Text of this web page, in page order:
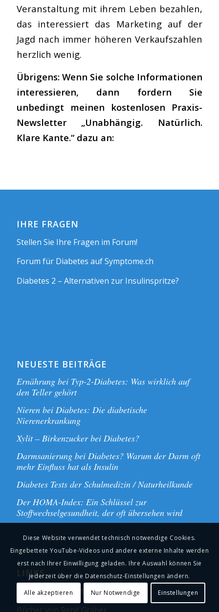
Veranstaltung mit ihrem Leben bezahlen,
das interessiert das Marketing auf der
Jagd nach immer höheren Verkaufszahlen
herzlich wenig.
Übrigens: Wenn Sie solche Informationen
interessieren, dann fordern Sie
unbedingt meinen kostenlosen Praxis-
Newsletter „Unabhängig. Natürlich.
Klare Kante.“ dazu an:
IHRE FRAGEN
Stellen Sie Ihre Fragen im Forum!
Forum für Diabetes auf Symptome.ch
Diabetes 2 – Alternativen zur Insulinspritze?
NEUESTE BEITRÄGE
Ernährung bei Typ-2-Diabetes: Was wirklich auf
den Teller gehört
Nieren bei Diabetes: Die diabetische
Nierenerkrankung
Xylit – Birkenzucker bei Diabetes?
Darmsanierung bei Diabetes? Warum der Darm oft
mehr Einfluss hat als Insulin
Diabetes Tests der Schulmedizin / Naturheilkunde
Der HOMA-Index: Ein Schlüssel zur
Stoffwechselgesundheit, der oft übersehen wird
LINKS
Diabetes Newsletter
Diese Website verwendet technisch notwendige Cookies.
Eingebettete YouTube-Videos und andere externe Inhalte werden
erst nach Ihrer Einwilligung geladen. Ihre Auswahl können Sie
jederzeit über die Datenschutz-Einstellungen ändern.
Alle akzeptieren Nur Notwendige Einstellungen